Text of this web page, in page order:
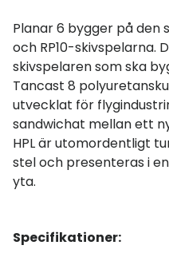
Planar 6 bygger på den
och RP10-skivspelarna.
skivspelaren som ska
Tancast 8
utvecklat för
sandwichat mellan ett
HPL är utomordentligt
stel och presenteras i
yta.
Specifikationer: